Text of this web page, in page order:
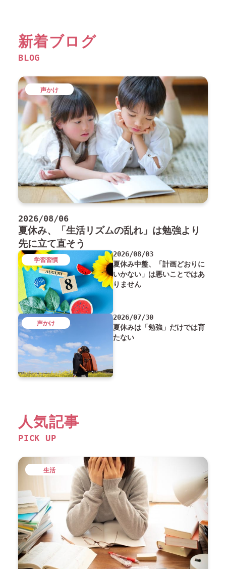
新着ブログ
BLOG
2026/08/06
夏休み、「生活リズムの乱れ」は勉強より
先に立て直そう
声かけ
2026/08/03
夏休み中盤、「計画どおりに
いかない」は悪いことではあ
りません
学習習慣
2026/07/30
夏休みは「勉強」だけでは育
たない
声かけ
人気記事
PICK UP
生活